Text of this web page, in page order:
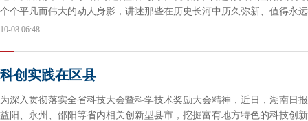
个个平凡而伟大的动人身影，讲述那些在历史长河中历久弥新、值得永
10-08 06:48
科创实践在区县
为深入贯彻落实全省科技大会暨科学技术奖励大会精神，近日，湖南日
益阳、永州、邵阳等省内相关创新型县市，挖掘富有地方特色的科技创